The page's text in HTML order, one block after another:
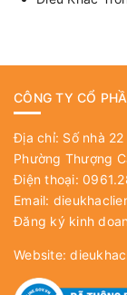
CÔNG TY CỔ
Địa chỉ: Số nhà
Phường Thượng
Điện thoại:
Email:
Đăng ký kinh
Website: